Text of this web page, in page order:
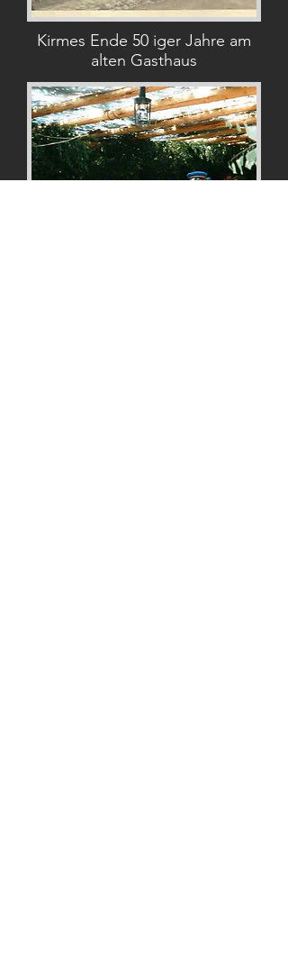
Kirmes Ende 50 iger Jahre am
alten Gasthaus